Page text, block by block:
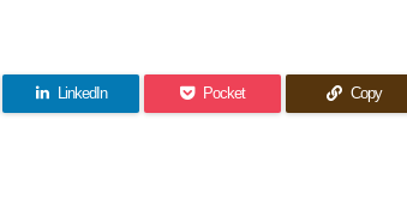
LinkedIn Pocket Copy